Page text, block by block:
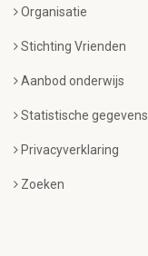
Organisatie
Stichting Vrienden
Aanbod onderwijs
Statistische gegevens
Privacyverklaring
Zoeken